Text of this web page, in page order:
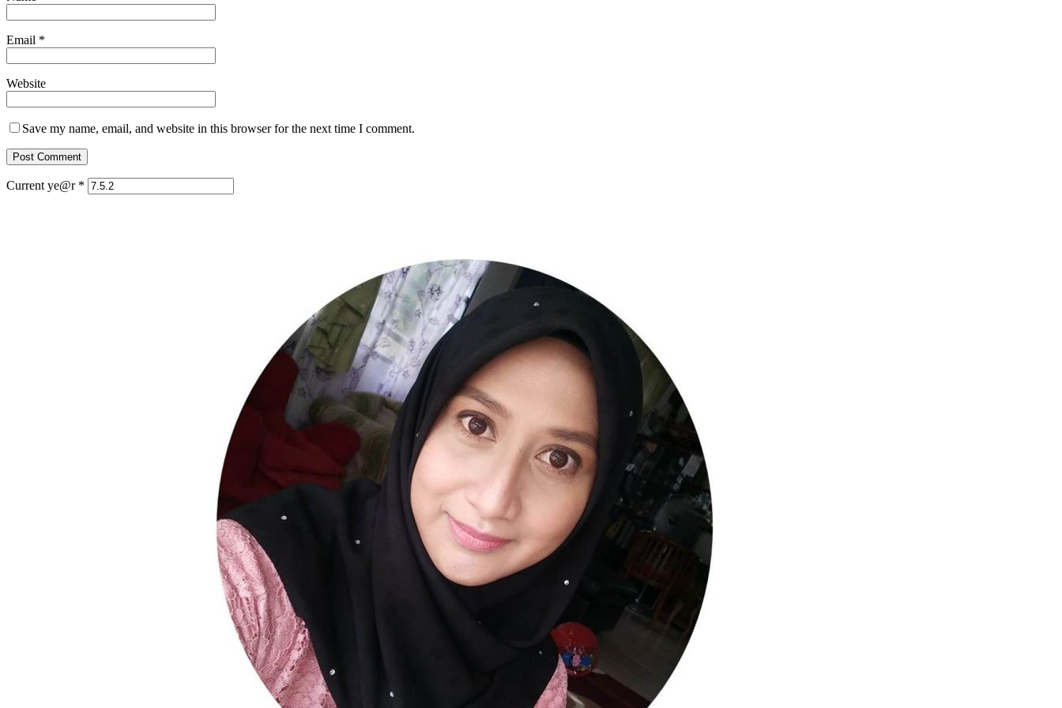
Email *
Website
Save my name, email, and website in this browser for the next time I comment.
Current ye@r *